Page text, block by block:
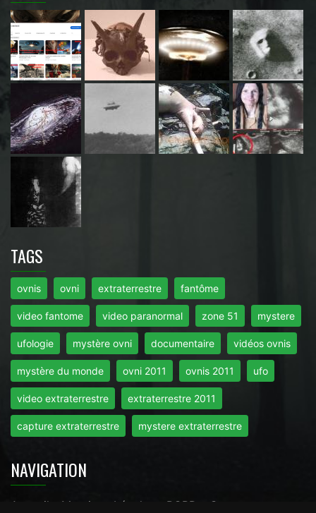
TAGS
ovnis ovni extraterrestre fantôme
video fantome video paranormal zone 51 mystere
ufologie mystère ovni documentaire vidéos ovnis
mystère du monde ovni 2011 ovnis 2011 ufo
video extraterrestre extraterrestre 2011
capture extraterrestre mystere extraterrestre
NAVIGATION
Accueil Mentions Légales RGPD Contact